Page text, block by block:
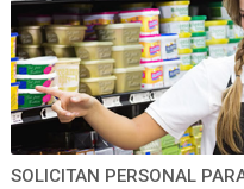
SOLICITAN PERSONAL